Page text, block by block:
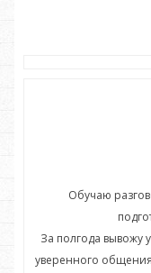
Обучаю
За полгода вывожу
уверенного